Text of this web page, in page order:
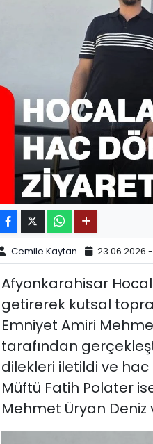
Cemile Kaytan 23.06.2026 -
Afyonkarahisar
getirerek kutsal
Emniyet Amiri
tarafından
dilekleri iletildi ve
Müftü Fatih Polater
Mehmet Üryan Deniz